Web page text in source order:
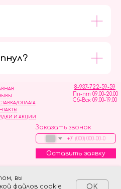
вы
файлов cookie
OK
ОПЛАТА
И АКЦИИ
8-937-722-59-59
Пн-пт 09:00-20:00
Сб-Вск 09:00-19:00
Заказать звонок
+7
Оставить заявку